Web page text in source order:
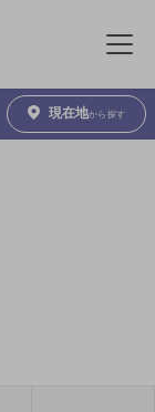
メニュ
現在地から探す